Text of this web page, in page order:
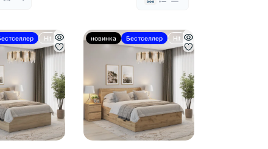
Hit новинка Бестселлер Hit